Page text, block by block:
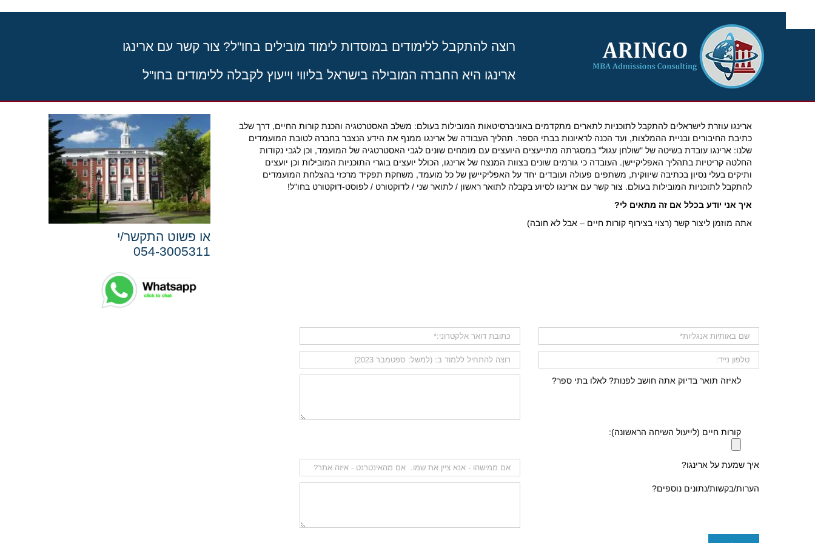
content
רוצה להתקבל ללימודים במוסדות לימוד מובילים בחו"ל? צור קשר עם ארינגו
ארינגו היא החברה המובילה בישראל בליווי וייעוץ לקבלה ללימודים בחו"ל
ארינגו עוזרת לישראלים להתקבל לתוכניות לתארים מתקדמים באוניברסיטאות המובילות בעולם: משלב האסטרטגיה והכנת קורות החיים, דרך שלב
כתיבת החיבורים ובניית ההמלצות, ועד הכנה לראיונות בבתי הספר. תהליך העבודה של ארינגו ממנף את הידע הנצבר בחברה לטובת המועמדים
שלנו: ארינגו עובדת בשיטה של "שולחן עגול" במסגרתה מתייעצים היועצים עם מומחים שונים לגבי האסטרטגיה של המועמד, וכן לגבי נקודות
החלטה קריטיות בתהליך האפליקיישן. העובדה כי גורמים שונים בצוות המנצח של ארינגו, הכולל יועצים בוגרי התוכניות המובילות וכן יועצים
ותיקים בעלי נסיון בכתיבה שיווקית, משתפים פעולה ועובדים יחד על האפליקיישן של כל מועמד, משחקת תפקיד מרכזי בהצלחת המועמדים
להתקבל לתוכניות המובילות בעולם. צור קשר עם ארינגו לסיוע בקבלה לתואר ראשון / לתואר שני / לדוקטורט / לפוסט-דוקטורט בחו"ל!
איך אני יודע בכלל אם זה מתאים לי?
אתה מוזמן ליצור קשר (רצוי בצירוף קורות חיים – אבל לא חובה)
או פשוט התקשר/י
054-3005311
לאיזה תואר בדיוק אתה חושב לפנות? לאלו בתי ספר?
קורות חיים (לייעול השיחה הראשונה):
איך שמעת על ארינגו?
הערות/בקשות/נתונים נוספים?